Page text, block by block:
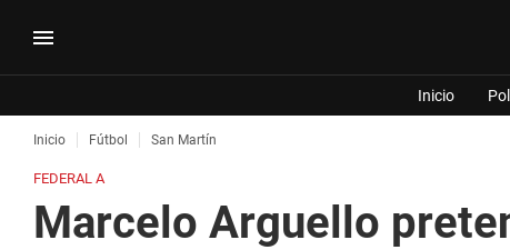
Inicio
Inicio Fútbol San Martín
FEDERAL A
Marcelo Arguello